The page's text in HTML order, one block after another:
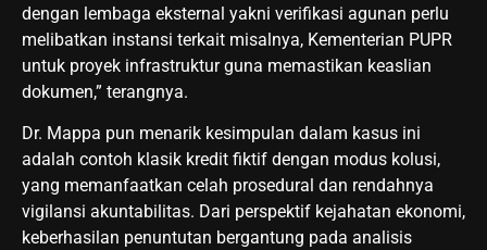
dengan lembaga eksternal yakni verifikasi agunan perlu
melibatkan instansi terkait misalnya, Kementerian PUPR
untuk proyek infrastruktur guna memastikan keaslian
dokumen,” terangnya.
Dr. Mappa pun menarik kesimpulan dalam kasus ini
adalah contoh klasik kredit fiktif dengan modus kolusi,
yang memanfaatkan celah prosedural dan rendahnya
vigilansi akuntabilitas. Dari perspektif kejahatan ekonomi,
keberhasilan penuntutan bergantung pada analisis